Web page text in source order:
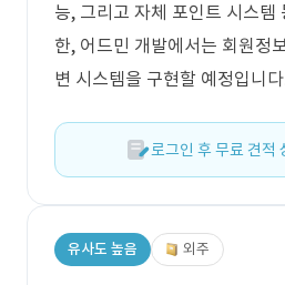
능, 그리고 자체 포인트 시스템
한, 어드민 개발에서는 회원정
변 시스템을 구현할 예정입니
로그인 후 무료 견적
유사도 높음 외주